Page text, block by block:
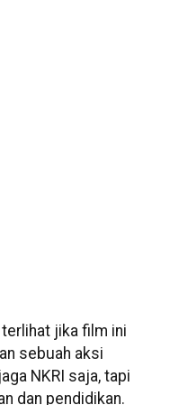
jika film ini
sebuah aksi
NKRI saja, tapi
dan pendidikan.